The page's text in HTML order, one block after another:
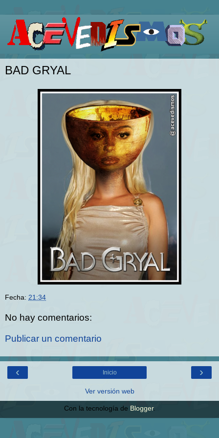
BAD GRYAL
Fecha: 21:34
No hay comentarios:
Publicar un comentario
‹ ›
Inicio
Ver versión web
Con la tecnología de Blogger.